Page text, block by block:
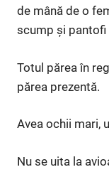
de mână de o
scump și
Totul părea în
părea prezentă.
Avea ochii mari,
Nu se uita la